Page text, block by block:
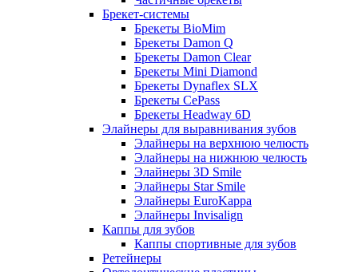
Брекет-системы
Брекеты BioMim
Брекеты Damon Q
Брекеты Damon Clear
Брекеты Mini Diamond
Брекеты Dynaflex SLX
Брекеты CePass
Брекеты Headway 6D
Элайнеры для выравнивания зубов
Элайнеры на верхнюю челюсть
Элайнеры на нижнюю челюсть
Элайнеры 3D Smile
Элайнеры Star Smile
Элайнеры EuroKappa
Элайнеры Invisalign
Каппы для зубов
Каппы спортивные для зубов
Ретейнеры